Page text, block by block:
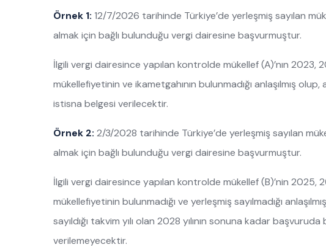
Örnek 1: 12/7/2026 tarihinde Türkiye’de yerleşmiş sayılan
almak için bağlı bulunduğu vergi dairesine başvurmuştur.
İlgili vergi dairesince yapılan kontrolde mükellef (A)’nın 2023,
mükellefiyetinin ve ikametgahının bulunmadığı anlaşılmış
istisna belgesi verilecektir.
Örnek 2: 2/3/2028 tarihinde Türkiye’de yerleşmiş sayılan
almak için bağlı bulunduğu vergi dairesine başvurmuştur.
İlgili vergi dairesince yapılan kontrolde mükellef (B)’nin 2025,
mükellefiyetinin bulunmadığı ve yerleşmiş sayılmadığı
sayıldığı takvim yılı olan 2028 yılının sonuna kadar
verilemeyecektir.